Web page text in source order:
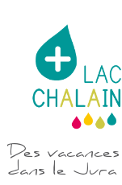
Des
dans le Jura